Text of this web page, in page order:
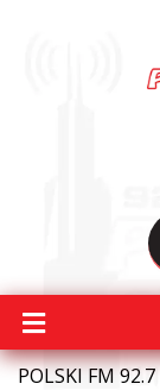
POLSKI FM